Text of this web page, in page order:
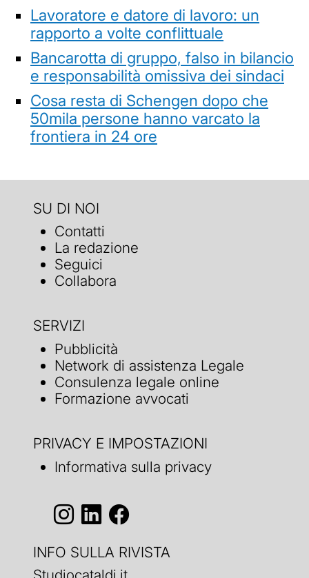
Lavoratore e datore di lavoro: un
rapporto a volte conflittuale
Bancarotta di gruppo, falso in bilancio
e responsabilità omissiva dei sindaci
Cosa resta di Schengen dopo che
50mila persone hanno varcato la
frontiera in 24 ore
SU DI NOI
Contatti
La redazione
Seguici
Collabora
SERVIZI
Pubblicità
Network di assistenza Legale
Consulenza legale online
Formazione avvocati
PRIVACY E IMPOSTAZIONI
Informativa sulla privacy
INFO SULLA RIVISTA